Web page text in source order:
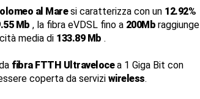
al Maresi caratterizza con un 12.92%
Mb , la fibra eVDSL fino a 200Mb raggiunge
media di 133.89 Mb .
fibra FTTH Ultravelocea 1 Giga Bit con
coperta da servizi wireless.